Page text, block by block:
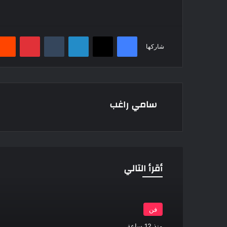
شاركها
فيسبوك ‫X لينكدإن
سامي راغب
أقرأ التالي
فن